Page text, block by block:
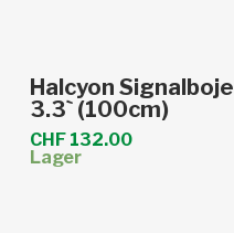
In den Warenkorb
Halcyon Signalboje
3.3` (100cm)
CHF132.00
Lager